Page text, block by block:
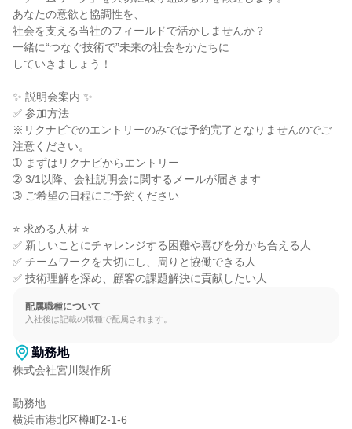
あなたの意欲と協調性を、
社会を支える当社のフィールドで活かしませんか？
一緒に“つなぐ技術で”未来の社会をかたちに
していきましょう！
✨ 説明会案内 ✨
✅ 参加方法
※リクナビでのエントリーのみでは予約完了となりませんのでご
注意ください。
➀ まずはリクナビからエントリー
➁ 3/1以降、会社説明会に関するメールが届きます
➂ ご希望の日程にご予約ください
⭐ 求める人材 ⭐
✅ 新しいことにチャレンジする困難や喜びを分かち合える人
✅ チームワークを大切にし、周りと協働できる人
✅ 技術理解を深め、顧客の課題解決に貢献したい人
配属職種について
入社後は記載の職種で配属されます。
勤務地
株式会社宮川製作所
勤務地
横浜市港北区樽町2-1-6